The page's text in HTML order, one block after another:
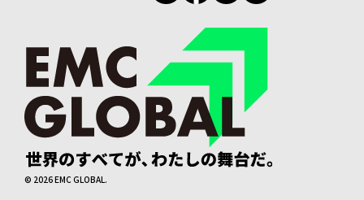
© 2026EMC GLOBAL.